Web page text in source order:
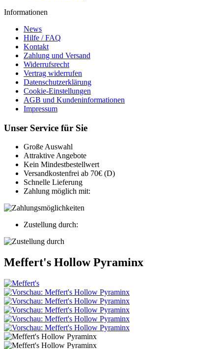
Informationen
News
Hilfe / FAQ
Kontakt
Zahlung und Versand
Widerrufsrecht
Vertrag widerrufen
Datenschutzerklärung
Cookie-Einstellungen
AGB und Kundeninformationen
Impressum
Unser Service für Sie
Große Auswahl
Attraktive Angebote
Kein Mindestbestellwert
Versandkostenfrei ab 70€ (D)
Schnelle Lieferung
Zahlung möglich mit:
Zustellung durch:
Meffert's Hollow Pyraminx